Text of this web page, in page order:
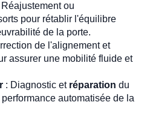
Réajustement ou
pour rétablir l'équilibre
de la porte.
de l'alignement et
assurer une mobilité fluide et
: Diagnostic et réparation du
automatisée de la